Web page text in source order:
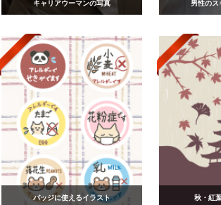
キャリアウーマンの写真 男性の
バッジに使えるイラスト 秋・紅